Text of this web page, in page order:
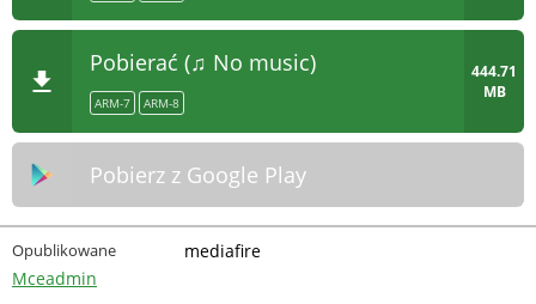
Pobierać (♫ No music)
ARM-7 ARM-8
444.71
MB
Pobierz z Google Play
Opublikowane
Mceadmin
mediafire